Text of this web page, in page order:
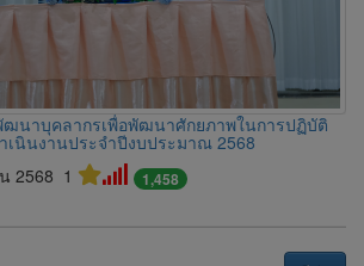
ฒนาบุคลากรเพื่อพัฒนาศักยภาพในการปฏิบัติ
เนินงานประจำปีงบประมาณ 2568
2568 1 1,458